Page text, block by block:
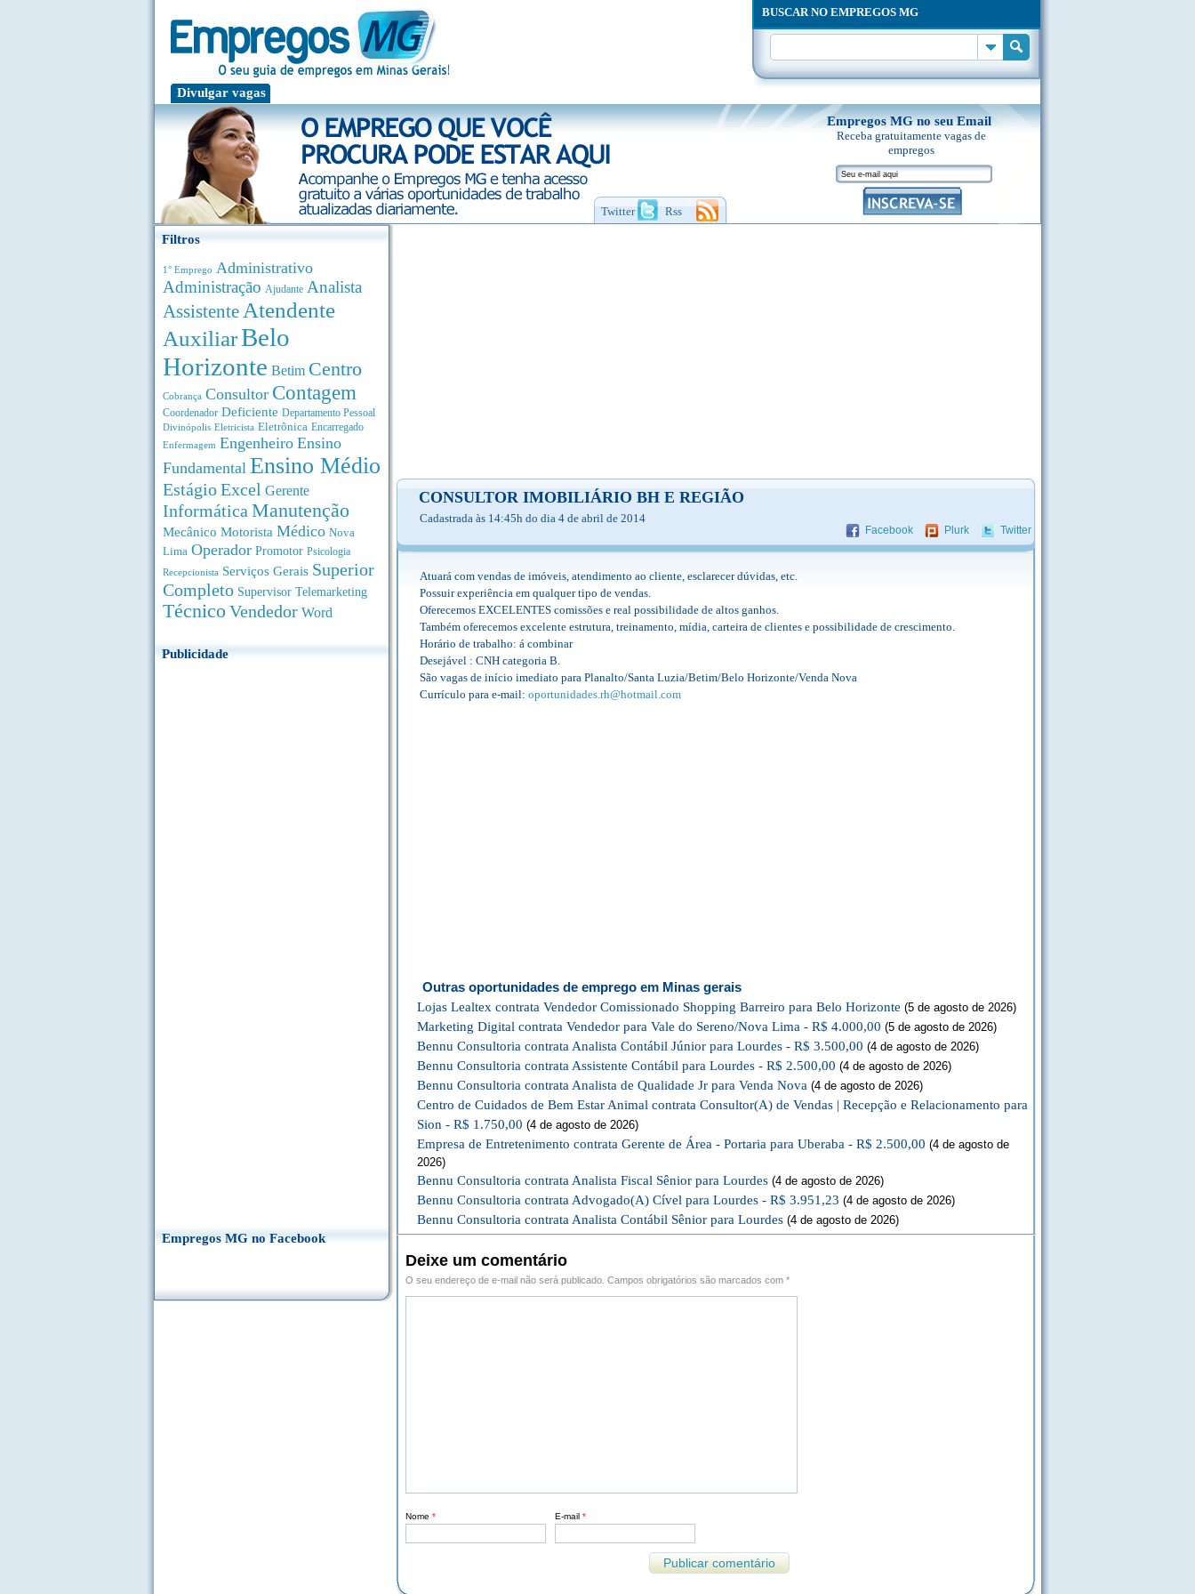
Divulgar vagas
BUSCAR NO EMPREGOS MG
Twitter Rss
Empregos MG no seu Email
Receba gratuitamente vagas de
empregos
Filtros
1° Emprego Administrativo
Administração Ajudante Analista
Assistente Atendente
AuxiliarBelo
Horizonte Betim Centro
Cobrança Consultor Contagem
Coordenador Deficiente Departamento Pessoal
Divinópolis Eletricista Eletrônica Encarregado
Enfermagem Engenheiro Ensino
Fundamental Ensino Médio
EstágioExcel Gerente
Informática Manutenção
Mecânico Motorista Médico Nova
Lima Operador Promotor Psicologia
Recepcionista Serviços Gerais Superior
Completo Supervisor Telemarketing
TécnicoVendedor Word
Publicidade
Empregos MG no Facebook
CONSULTOR IMOBILIÁRIO BH E REGIÃO
Cadastrada às 14:45h do dia 4 de abril de 2014
Facebook Plurk Twitter
Atuará com vendas de imóveis, atendimento ao cliente, esclarecer dúvidas, etc.
Possuir experiência em qualquer tipo de vendas.
Oferecemos EXCELENTES comissões e real possibilidade de altos ganhos.
Também oferecemos excelente estrutura, treinamento, mídia, carteira de clientes e possibilidade de crescimento.
Horário de trabalho: á combinar
Desejável : CNH categoria B.
São vagas de início imediato para Planalto/Santa Luzia/Betim/Belo Horizonte/Venda Nova
Currículo para e-mail: oportunidades.rh@hotmail.com
Outras oportunidades de emprego em Minas gerais
Lojas Lealtex contrata Vendedor Comissionado Shopping Barreiro para Belo Horizonte (5 de agosto de 2026)
Marketing Digital contrata Vendedor para Vale do Sereno/Nova Lima - R$ 4.000,00 (5 de agosto de 2026)
Bennu Consultoria contrata Analista Contábil Júnior para Lourdes - R$ 3.500,00 (4 de agosto de 2026)
Bennu Consultoria contrata Assistente Contábil para Lourdes - R$ 2.500,00 (4 de agosto de 2026)
Bennu Consultoria contrata Analista de Qualidade Jr para Venda Nova (4 de agosto de 2026)
Centro de Cuidados de Bem Estar Animal contrata Consultor(A) de Vendas | Recepção e Relacionamento para
Sion - R$ 1.750,00 (4 de agosto de 2026)
Empresa de Entretenimento contrata Gerente de Área - Portaria para Uberaba - R$ 2.500,00 (4 de agosto de
2026)
Bennu Consultoria contrata Analista Fiscal Sênior para Lourdes (4 de agosto de 2026)
Bennu Consultoria contrata Advogado(A) Cível para Lourdes - R$ 3.951,23 (4 de agosto de 2026)
Bennu Consultoria contrata Analista Contábil Sênior para Lourdes (4 de agosto de 2026)
Deixe um comentário
O seu endereço de e-mail não será publicado. Campos obrigatórios são marcados com *
Nome * E-mail *